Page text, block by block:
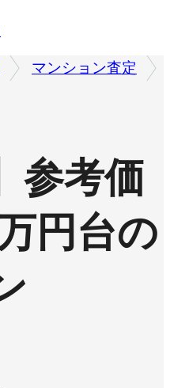
マンション査定
参考価
円台の